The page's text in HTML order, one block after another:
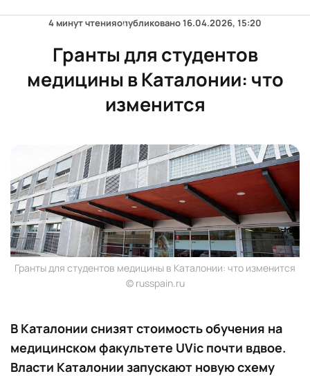
4 минут чтенияопубликовано16.04.2026, 15:20
Гранты для студентов
медицины в Каталонии: что
изменится
Гранты для студентов медицины в Каталонии: что изменится
© russpain.ru
В Каталонии снизят стоимость обучения на
медицинском факультете UVic почти вдвое.
Власти Каталонии запускают новую схему